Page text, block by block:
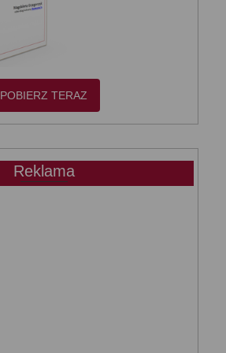
POBIERZ TERAZ
Reklama